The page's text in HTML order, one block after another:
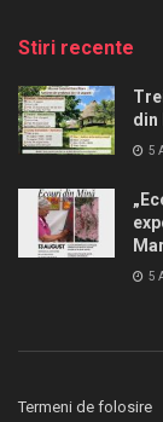
Stiri recente
din
5
5
Termeni de folosire